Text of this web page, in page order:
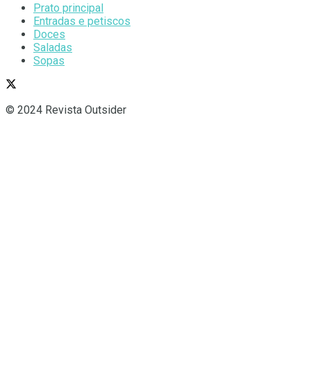
Prato principal
Entradas e petiscos
Doces
Saladas
Sopas
© 2024 Revista Outsider